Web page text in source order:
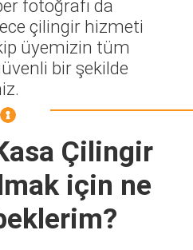
fotoğrafı da
çilingir hizmeti
üyemizin tüm
bir şekilde
Çilingir
için ne